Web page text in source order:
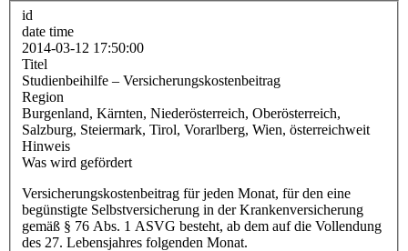
id
date time
2014-03-12 17:50:00
Titel
Studienbeihilfe – Versicherungskostenbeitrag
Region
Burgenland, Kärnten, Niederösterreich, Oberösterreich,
Salzburg, Steiermark, Tirol, Vorarlberg, Wien, österreichweit
Hinweis
Was wird gefördert
Versicherungskostenbeitrag für jeden Monat, für den eine
begünstigte Selbstversicherung in der Krankenversicherung
gemäß § 76 Abs. 1 ASVG besteht, ab dem auf die Vollendung
des 27. Lebensjahres folgenden Monat.